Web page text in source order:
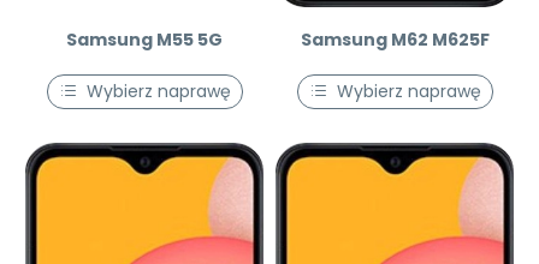
Samsung M55 5G
Wybierz naprawę
Samsung M62 M625F
Wybierz naprawę